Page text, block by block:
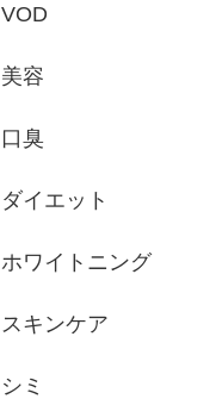
VOD
美容
口臭
ダイエット
ホワイトニング
スキンケア
シミ